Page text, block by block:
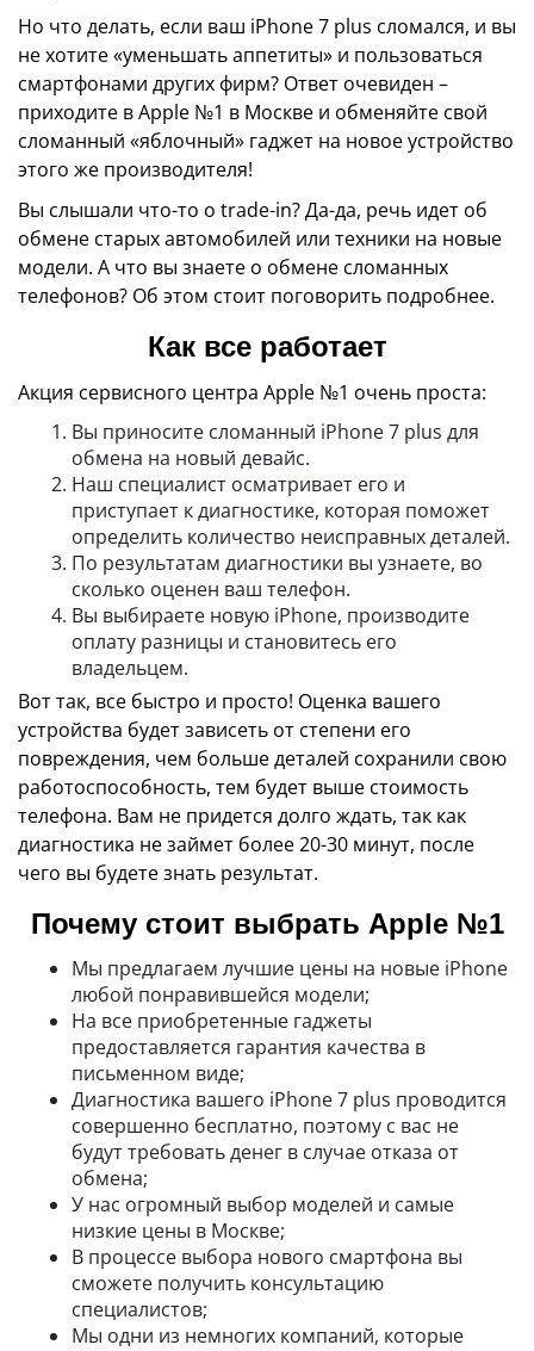
Но что делать, если ваш iPhone 7 plus сломался, и вы
не хотите «уменьшать аппетиты» и пользоваться
смартфонами других фирм? Ответ очевиден –
приходите в Apple №1 в Москве и обменяйте свой
сломанный «яблочный» гаджет на новое устройство
этого же производителя!
Вы слышали что-то о trade-in? Да-да, речь идет об
обмене старых автомобилей или техники на новые
модели. А что вы знаете о обмене сломанных
телефонов? Об этом стоит поговорить подробнее.
Как все работает
Акция сервисного центра Apple №1 очень проста:
Вы приносите сломанный iPhone 7 plus для
обмена на новый девайс.
Наш специалист осматривает его и
приступает к диагностике, которая поможет
определить количество неисправных деталей.
По результатам диагностики вы узнаете, во
сколько оценен ваш телефон.
Вы выбираете новую iPhone, производите
оплату разницы и становитесь его
владельцем.
Вот так, все быстро и просто! Оценка вашего
устройства будет зависеть от степени его
повреждения, чем больше деталей сохранили свою
работоспособность, тем будет выше стоимость
телефона. Вам не придется долго ждать, так как
диагностика не займет более 20-30 минут, после
чего вы будете знать результат.
Почему стоит выбрать Apple №1
Мы предлагаем лучшие цены на новые iPhone
любой понравившейся модели;
На все приобретенные гаджеты
предоставляется гарантия качества в
письменном виде;
Диагностика вашего iPhone 7 plus проводится
совершенно бесплатно, поэтому с вас не
будут требовать денег в случае отказа от
обмена;
У нас огромный выбор моделей и самые
низкие цены в Москве;
В процессе выбора нового смартфона вы
сможете получить консультацию
специалистов;
Мы одни из немногих компаний, которые